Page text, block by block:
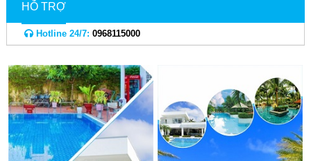
HỖ TRỢ
Hotline 24/7: 0968115000